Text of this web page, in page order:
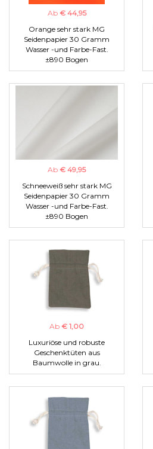
Ab € 44,95
Orange sehr stark MG
Seidenpapier 30 Gramm
Wasser -und Farbe-Fast.
±890 Bogen
Ab € 49,95
Schneeweiß sehr stark MG
Seidenpapier 30 Gramm
Wasser -und Farbe-Fast.
±890 Bogen
Ab € 1,00
Luxuriöse und robuste
Geschenktüten aus
Baumwolle in grau.